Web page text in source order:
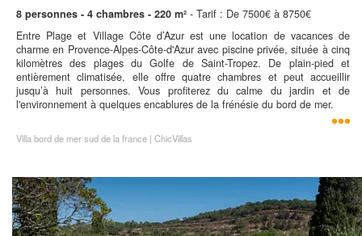
8 personnes - 4 chambres - 220 m² - Tarif : De 7500€ à 8750€
Entre Plage et Village Côte d’Azur est une location de vacances de
charme en Provence-Alpes-Côte-d'Azur avec piscine privée, située à cinq
kilomètres des plages du Golfe de Saint-Tropez. De plain-pied et
entièrement climatisée, elle offre quatre chambres et peut accueillir
jusqu’à huit personnes. Vous profiterez du calme du jardin et de
l'environnement à quelques encablures de la frénésie du bord de mer.
Villa bord de mer sud de la france | ChicVillas